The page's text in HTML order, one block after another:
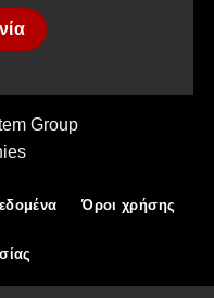
Group
Όροι χρήσης